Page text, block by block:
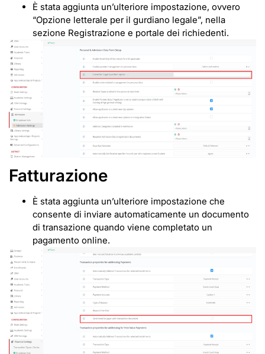
È stata aggiunta un’ulteriore impostazione, ovvero
“Opzione letterale per il gurdiano legale”, nella
sezione Registrazione e portale dei richiedenti.
Fatturazione
È stata aggiunta un’ulteriore impostazione che
consente di inviare automaticamente un documento
di transazione quando viene completato un
pagamento online.